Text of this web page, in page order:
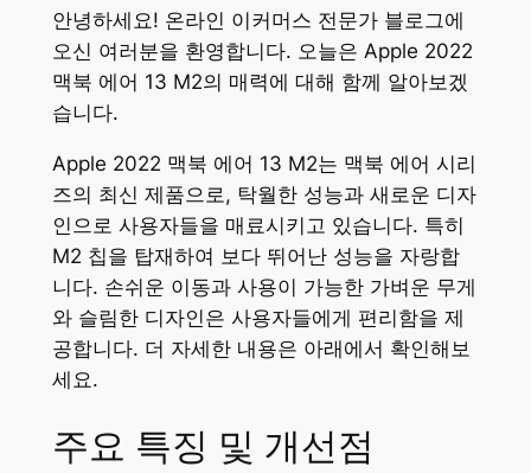
안녕하세요! 온라인 이커머스 전문가 블로그에
오신 여러분을 환영합니다. 오늘은 Apple 2022
맥북 에어 13 M2의 매력에 대해 함께 알아보겠
습니다.
Apple 2022 맥북 에어 13 M2는 맥북 에어 시리
즈의 최신 제품으로, 탁월한 성능과 새로운 디자
인으로 사용자들을 매료시키고 있습니다. 특히
M2 칩을 탑재하여 보다 뛰어난 성능을 자랑합
니다. 손쉬운 이동과 사용이 가능한 가벼운 무게
와 슬림한 디자인은 사용자들에게 편리함을 제
공합니다. 더 자세한 내용은 아래에서 확인해보
세요.
주요 특징 및 개선점